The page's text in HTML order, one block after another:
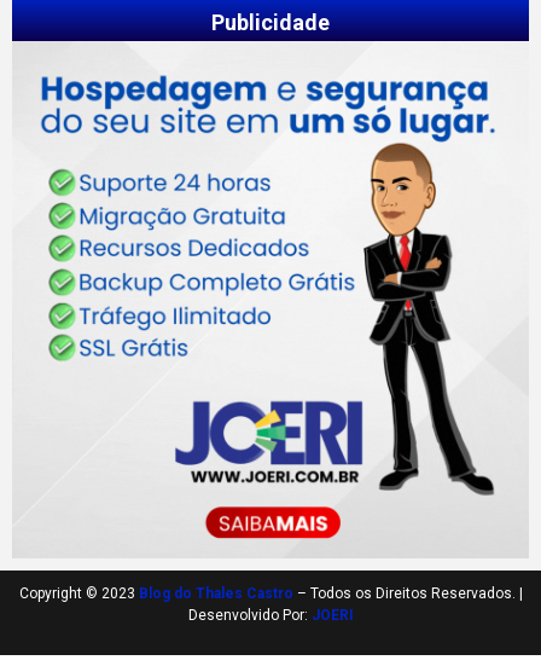
Publicidade
Copyright © 2023 Blog do Thales Castro – Todos os Direitos Reservados. |
Desenvolvido Por: JOERI